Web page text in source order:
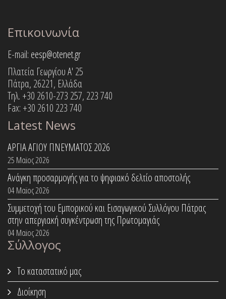
Επικοινωνία
E-mail: eesp@otenet.gr
Πλατεία Γεωργίου Α' 25
Πάτρα, 26221, Ελλάδα
Τηλ. +30 2610-273 257, 223 740
Fax: +30 2610 223 740
Latest News
ΑΡΓΙΑ ΑΓΙΟΥ ΠΝΕΥΜΑΤΟΣ 2026
25 Μαϊος 2026
Ανάγκη προσαρμογής για το ψηφιακό δελτίο αποστολής
04 Μαϊος 2026
Συμμετοχή του Εμπορικού και Εισαγωγικού Συλλόγου Πάτρας
στην απεργιακή συγκέντρωση της Πρωτομαγιάς
04 Μαϊος 2026
Σύλλογος
Το καταστατικό μας
Διοίκηση